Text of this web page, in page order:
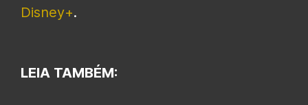
Disney+.
LEIA TAMBÉM: